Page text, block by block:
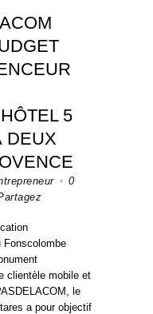
5
DEUX
0
Fonscolombe
clientèle mobile et
le
a pour objectif